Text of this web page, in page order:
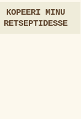
KOPEERI MINU
RETSEPTIDESSE